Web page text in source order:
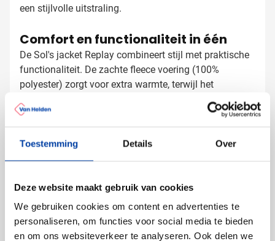
Toestemming Details Over
Deze website maakt gebruik van cookies
We gebruiken cookies om content en advertenties te
personaliseren, om functies voor social media te bieden
en om ons websiteverkeer te analyseren. Ook delen we
een stijlvolle uitstraling.
Comfort en functionaliteit in één
De Sol's jacket Replay combineert stijl met praktische
functionaliteit. De zachte fleece voering (100%
polyester) zorgt voor extra warmte, terwijl het
ademende membraan voorkomt dat je oververhit raakt
tijdens activiteiten. De jacket is gemakkelijk te
voor lage strijktemperatuur.
Jacket bedrukken met logo
Bij Van Helden Relatiegeschenken bedrukken we jouw
Met je bedrijfslogo in één of meer kleuren
Met full color bedrukking voor maximale impact
Met een tekst of slogan die past bij jouw merk